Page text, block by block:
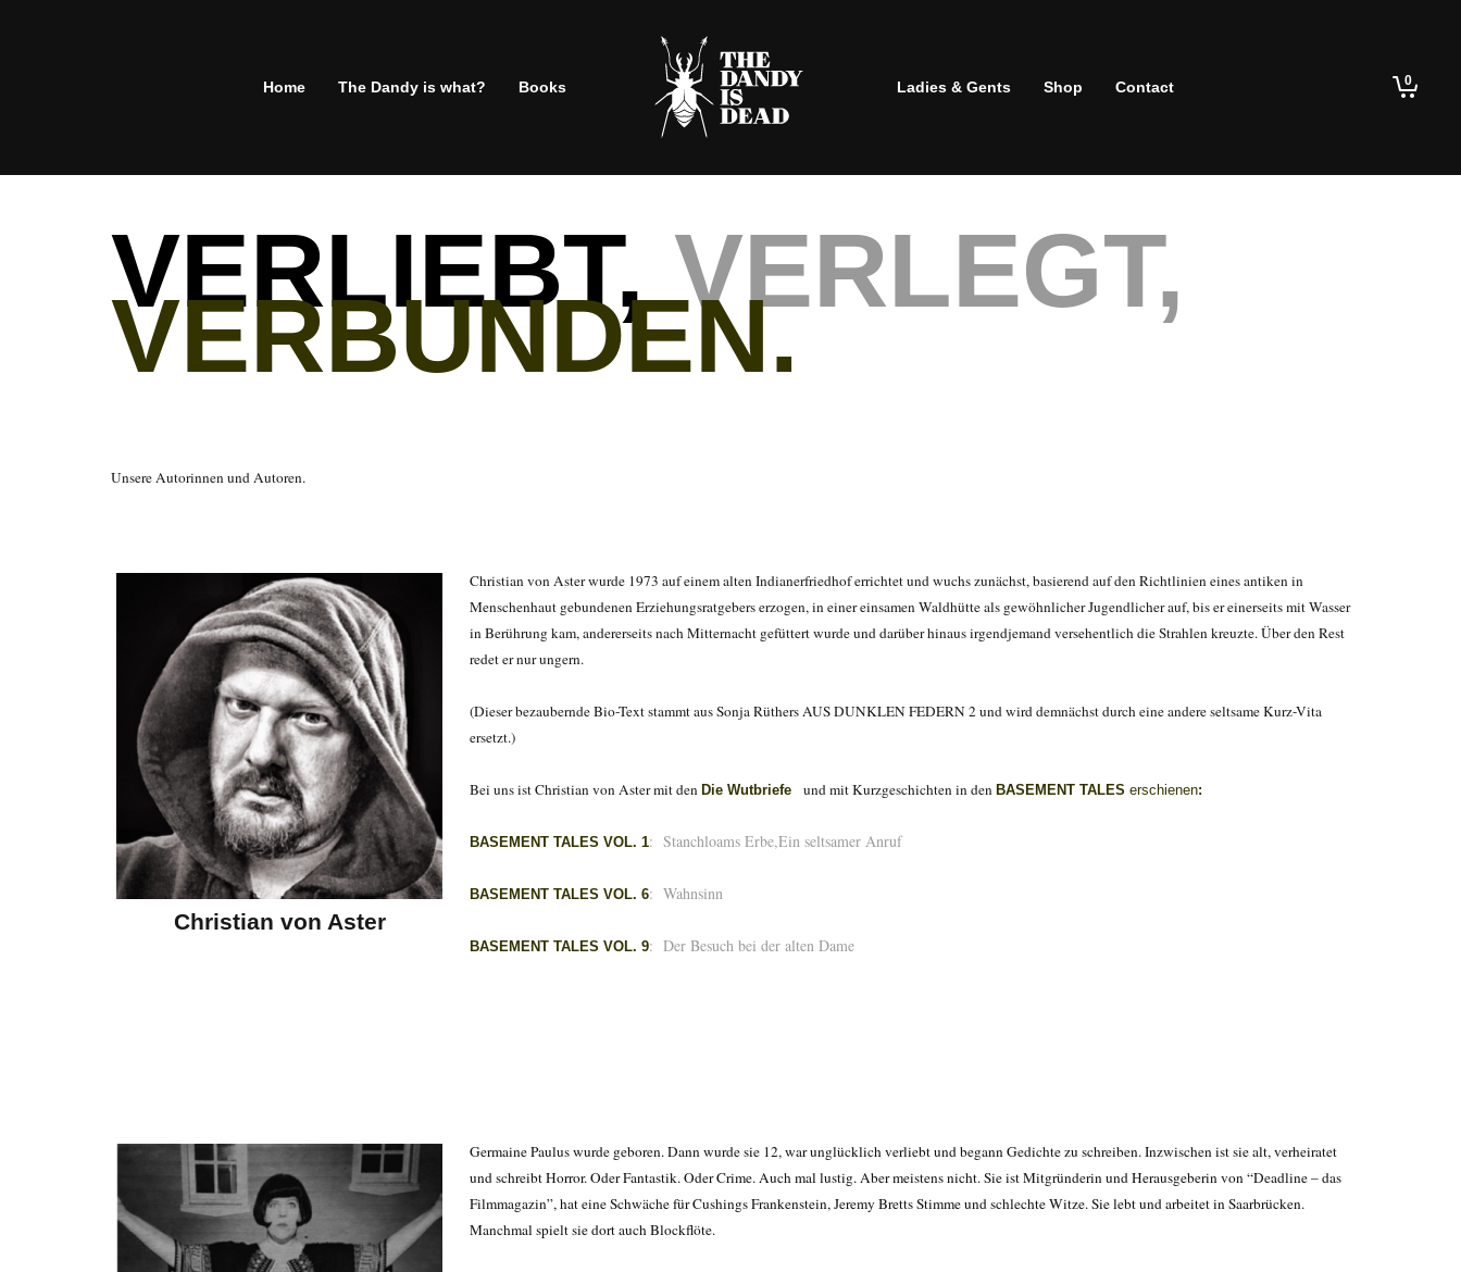
Home The Dandy is what? Books Ladies & Gents Shop Contact 0
VERLIEBT,VERLEGT,
VERBUNDEN.
Unsere Autorinnen und Autoren.
Christian von Aster
Christian von Aster wurde 1973 auf einem alten Indianerfriedhof errichtet und wuchs zunächst, basierend auf den Richtlinien eines antiken in
Menschenhaut gebundenen Erziehungsratgebers erzogen, in einer einsamen Waldhütte als gewöhnlicher Jugendlicher auf, bis er einerseits mit Wasser
in Berührung kam, andererseits nach Mitternacht gefüttert wurde und darüber hinaus irgendjemand versehentlich die Strahlen kreuzte. Über den Rest
redet er nur ungern.
(Dieser bezaubernde Bio-Text stammt aus Sonja Rüthers AUS DUNKLEN FEDERN 2 und wird demnächst durch eine andere seltsame Kurz-Vita
ersetzt.)
Bei uns ist Christian von Aster mit den Die Wutbriefe und mit Kurzgeschichten in den BASEMENT TALES erschienen:
BASEMENT TALES VOL. 1: Stanchloams Erbe,Ein seltsamer Anruf
BASEMENT TALES VOL. 6: Wahnsinn
BASEMENT TALES VOL. 9: Der Besuch bei der alten Dame
Germaine Paulus wurde geboren. Dann wurde sie 12, war unglücklich verliebt und begann Gedichte zu schreiben. Inzwischen ist sie alt, verheiratet
und schreibt Horror. Oder Fantastik. Oder Crime. Auch mal lustig. Aber meistens nicht. Sie ist Mitgründerin und Herausgeberin von “Deadline – das
Filmmagazin”, hat eine Schwäche für Cushings Frankenstein, Jeremy Bretts Stimme und schlechte Witze. Sie lebt und arbeitet in Saarbrücken.
Manchmal spielt sie dort auch Blockflöte.